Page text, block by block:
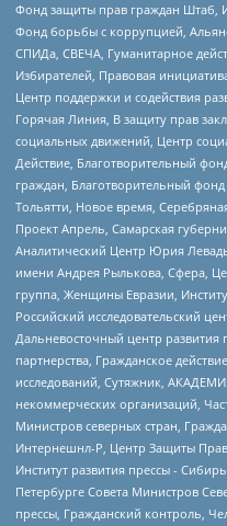
Фонд защиты прав граждан Штаб,
Фонд борьбы с коррупцией,
СПИДа, СВЕЧА, Гуманитарное
Избирателей, Правовая
Центр поддержки и содействия
Горячая Линия, В защиту прав
социальных движений, Центр
Действие, Благотворительный
граждан, Благотворительный
Тольятти, Новое время,
Проект Апрель, Самарская
Аналитический Центр Юрия
имени Андрея Рылькова, Сфера,
группа, Женщины Евразии,
Российский исследовательский
Дальневосточный центр развития
партнерства, Гражданское
исследований, Сутяжник,
некоммерческих организаций,
Министров северных стран,
Интернешнл-Р, Центр Защиты
Институт развития прессы -
Петербурге Совета Министров
прессы, Гражданский контроль,